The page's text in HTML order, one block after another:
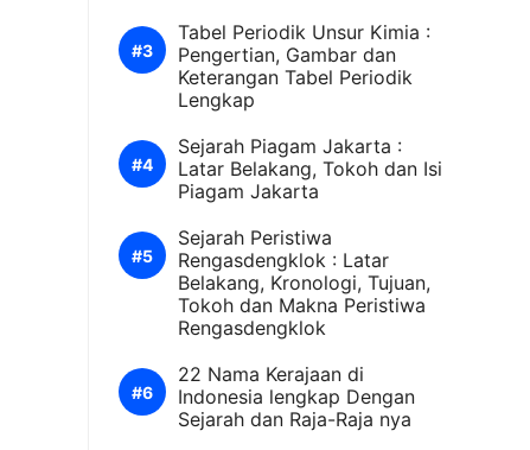
Tabel Periodik Unsur Kimia :
Pengertian, Gambar dan
Keterangan Tabel Periodik
Lengkap
Sejarah Piagam Jakarta :
Latar Belakang, Tokoh dan Isi
Piagam Jakarta
Sejarah Peristiwa
Rengasdengklok : Latar
Belakang, Kronologi, Tujuan,
Tokoh dan Makna Peristiwa
Rengasdengklok
22 Nama Kerajaan di
Indonesia lengkap Dengan
Sejarah dan Raja-Raja nya